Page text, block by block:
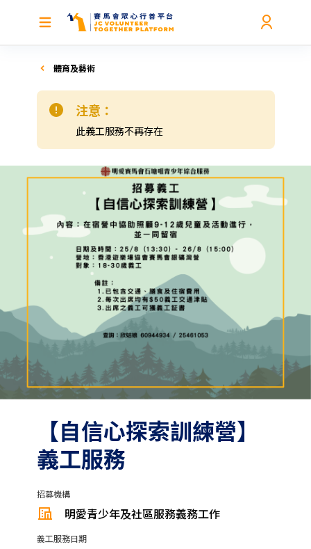
體育及藝術
注意：
此義工服務不再存在
【自信心探索訓練營】
義工服務
招募機構
明愛青少年及社區服務義務工作
義工服務日期